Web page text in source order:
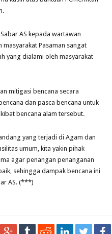
AS kepada wartawan
Pasaman sangat
yang dialami oleh masyarakat
mitigasi bencana secara
dan pasca bencana untuk
bencana alam tersebut.
yang terjadi di Agam dan
umum, kita yakin pihak
agar penangan penanganan
sehingga dampak bencana ini
AS. (***)